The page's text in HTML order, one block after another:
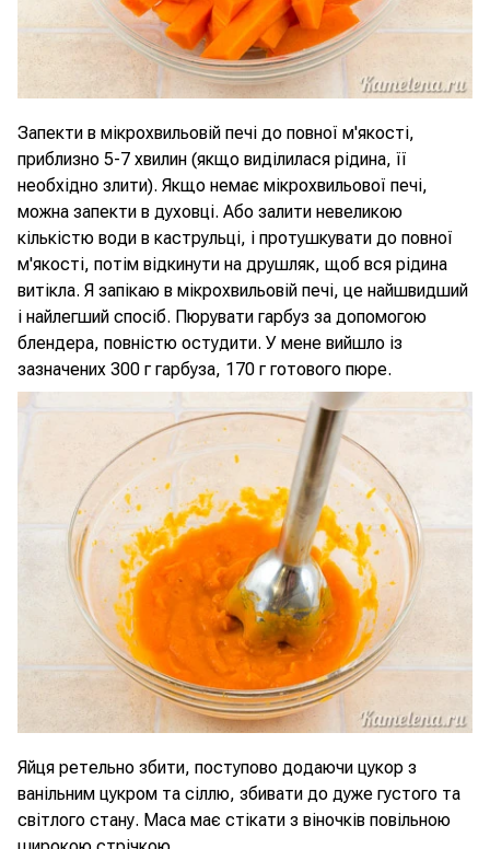
Запекти в мікрохвильовій печі до повної м'якості,
приблизно 5-7 хвилин (якщо виділилася рідина, її
необхідно злити). Якщо немає мікрохвильової печі,
можна запекти в духовці. Або залити невеликою
кількістю води в каструльці, і протушкувати до повної
м'якості, потім відкинути на друшляк, щоб вся рідина
витікла. Я запікаю в мікрохвильовій печі, це найшвидший
і найлегший спосіб. Пюрувати гарбуз за допомогою
блендера, повністю остудити. У мене вийшло із
зазначених 300 г гарбуза, 170 г готового пюре.
Яйця ретельно збити, поступово додаючи цукор з
ванільним цукром та сіллю, збивати до дуже густого та
світлого стану. Маса має стікати з віночків повільною